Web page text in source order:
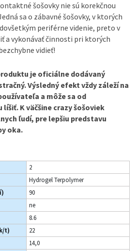
šošovky nie sú korekčnou
sa o zábavné šošovky, v ktorých
periférne videnie, preto v
a vykonávať činnosti pri ktorých
vidieť!
je oficiálne dodávaný
Výsledný efekt vždy záleží na
a môže sa od
K väčšine crazy šošoviek
ľudí, pre lepšiu predstavu
oka.
2
Hydrogel Terpolymer
90
ne
8.6
t)
22
14,0